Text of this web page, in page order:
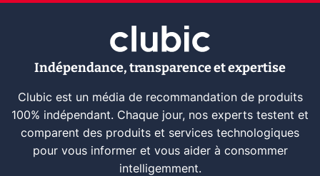
Indépendance, transparence et expertise
Clubic est un média de recommandation de produits
100% indépendant. Chaque jour, nos experts testent et
comparent des produits et services technologiques
pour vous informer et vous aider à consommer
intelligemment.